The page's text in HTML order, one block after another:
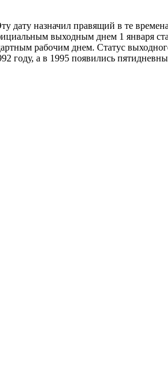
дату назначил правящий в те
выходным днем 1 января
рабочим днем. Статус
году, а в 1995 появились